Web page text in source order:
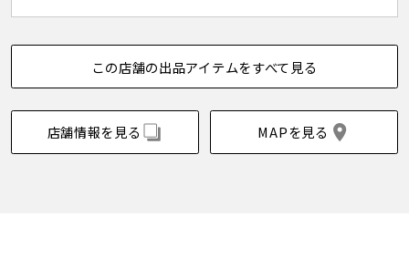
この店舗の出品アイテムをすべて見る
店舗情報を見る MAPを見る